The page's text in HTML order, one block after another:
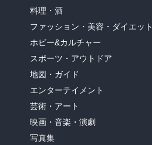
料理・酒
ファッション・美容・ダイエット
ホビー&カルチャー
スポーツ・アウトドア
地図・ガイド
エンターテイメント
芸術・アート
映画・音楽・演劇
写真集